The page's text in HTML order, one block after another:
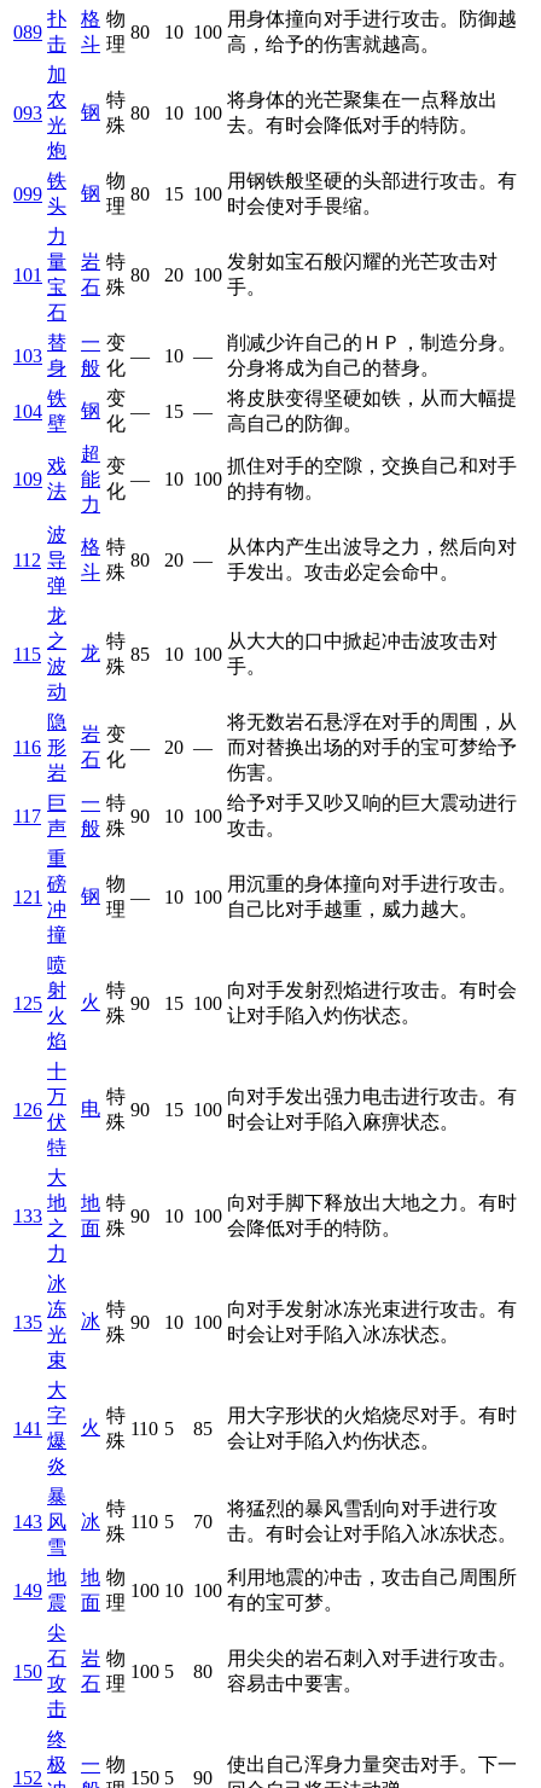
089
扑
击
格
斗
物
理
80 10 100
用身体撞向对手进行攻击。防御越
高，给予的伤害就越高。
093
加
农
光
炮
钢
特
殊
80 10 100
将身体的光芒聚集在一点释放出
去。有时会降低对手的特防。
099
铁
头
钢
物
理
80 15 100
用钢铁般坚硬的头部进行攻击。有
时会使对手畏缩。
101
力
量
宝
石
岩
石
特
殊
80 20 100
发射如宝石般闪耀的光芒攻击对
手。
103
替
身
一
般
变
化
— 10 —
削减少许自己的ＨＰ，制造分身。
分身将成为自己的替身。
104
铁
壁
钢
变
化
— 15 —
将皮肤变得坚硬如铁，从而大幅提
高自己的防御。
109
戏
法
超
能
力
变
化
— 10 100
抓住对手的空隙，交换自己和对手
的持有物。
112
波
导
弹
格
斗
特
殊
80 20 —
从体内产生出波导之力，然后向对
手发出。攻击必定会命中。
115
龙
之
波
动
龙
特
殊
85 10 100
从大大的口中掀起冲击波攻击对
手。
116
隐
形
岩
岩
石
变
化
— 20 —
将无数岩石悬浮在对手的周围，从
而对替换出场的对手的宝可梦给予
伤害。
117
巨
声
一
般
特
殊
90 10 100
给予对手又吵又响的巨大震动进行
攻击。
121
重
磅
冲
撞
钢
物
理
— 10 100
用沉重的身体撞向对手进行攻击。
自己比对手越重，威力越大。
125
喷
射
火
焰
火
特
殊
90 15 100
向对手发射烈焰进行攻击。有时会
让对手陷入灼伤状态。
126
十
万
伏
特
电
特
殊
90 15 100
向对手发出强力电击进行攻击。有
时会让对手陷入麻痹状态。
133
大
地
之
力
地
面
特
殊
90 10 100
向对手脚下释放出大地之力。有时
会降低对手的特防。
135
冰
冻
光
束
冰
特
殊
90 10 100
向对手发射冰冻光束进行攻击。有
时会让对手陷入冰冻状态。
141
大
字
爆
炎
火
特
殊
110 5 85
用大字形状的火焰烧尽对手。有时
会让对手陷入灼伤状态。
143
暴
风
雪
冰
特
殊
110 5 70
将猛烈的暴风雪刮向对手进行攻
击。有时会让对手陷入冰冻状态。
149
地
震
地
面
物
理
100 10 100
利用地震的冲击，攻击自己周围所
有的宝可梦。
150
尖
石
攻
击
岩
石
物
理
100 5 80
用尖尖的岩石刺入对手进行攻击。
容易击中要害。
152
终
极
一 物
150 5 90
使出自己浑身力量突击对手。下一